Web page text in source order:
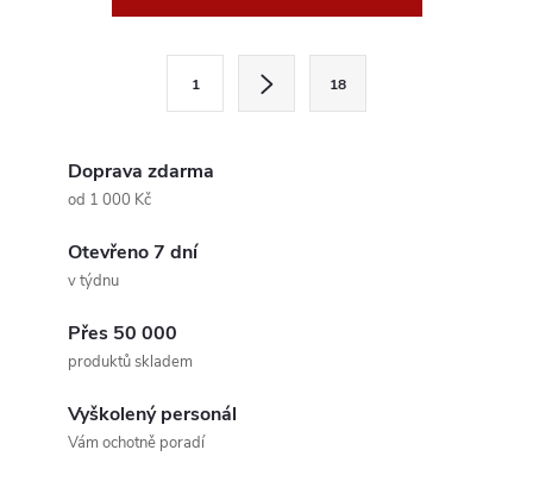
1 18
Doprava zdarma
od 1 000 Kč
Otevřeno 7 dní
v týdnu
Přes 50 000
produktů skladem
Vyškolený personál
Vám ochotně poradí